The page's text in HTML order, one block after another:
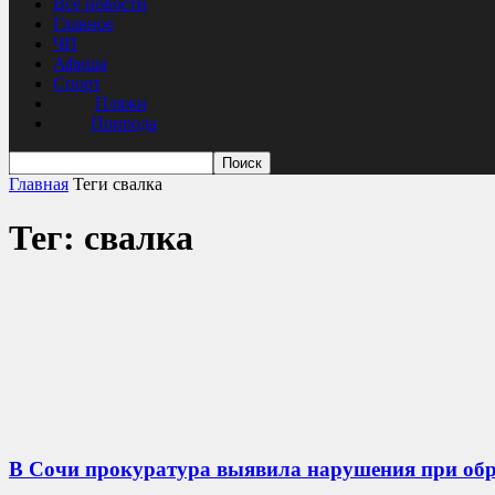
Все новости
Главное
ЧП
Афиша
Спорт
Пляжи
Природа
Главная Теги свалка
Тег: свалка
В Сочи прокуратура выявила нарушения при